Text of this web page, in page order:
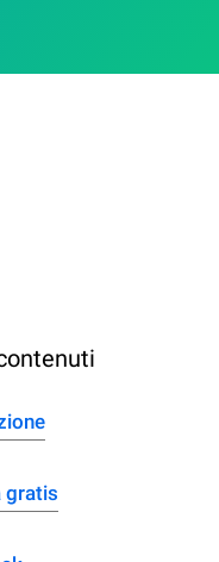
gratis